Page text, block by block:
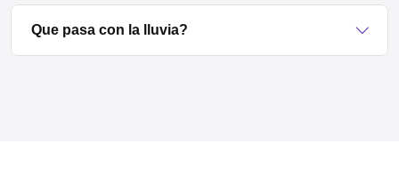
Que pasa con la lluvia?